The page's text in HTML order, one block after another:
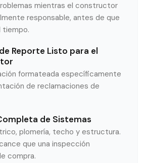
mientras el constructor
responsable, antes de que
tiempo.
Reporte Listo para el
formateada específicamente
de reclamaciones de
de Sistemas
plomería, techo y estructura.
que una inspección
compra.